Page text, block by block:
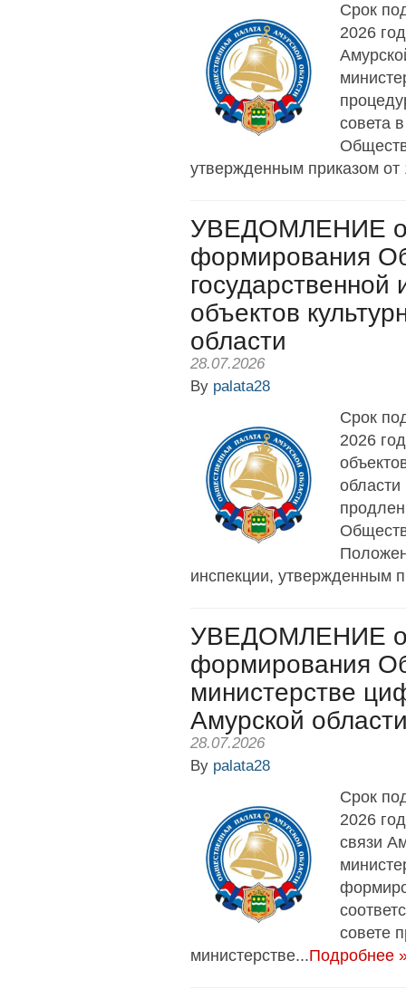
Срок
2026
совета
утвержденным приказом
УВЕДОМЛЕНИЕ о
формирования
государственной
объектов
области
28.07.2026
By palata28
Срок
2026
инспекции, утвержденным
УВЕДОМЛЕНИЕ о
формирования
министерстве
Амурской
28.07.2026
By palata28
Срок
2026
связи
совете
министерстве...Подробнее